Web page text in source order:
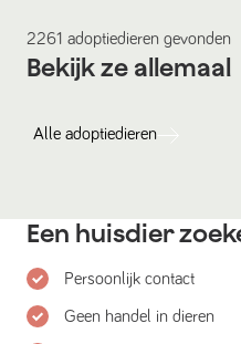
2261 adoptiedieren gevonden
Bekijk ze allemaal
Alle adoptiedieren
Een huisdier
Persoonlijk contact
Geen handel in dieren